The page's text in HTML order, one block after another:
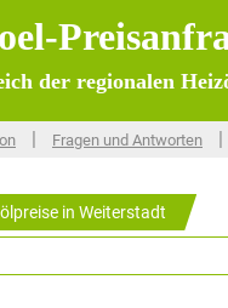
der regionalen
| Fragen und Antworten |
in Weiterstadt